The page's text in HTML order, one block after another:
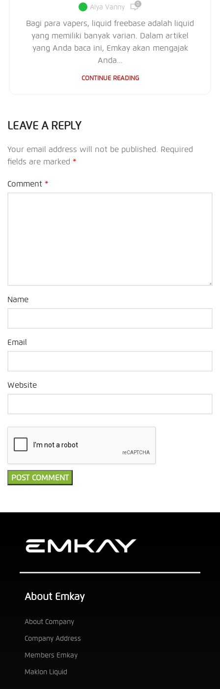
Alya Vanny 0
Bagi para vapers, liquid freebase adalah liquid
yang memiliki banyak varian. Dalam artikel
yang Anda baca ini, Emkay akan mengajak
Anda...
CONTINUE READING
LEAVE A REPLY
Your email address will not be published. Required
fields are marked *
Comment *
Name
Email
Website
About Emkay
About Company
Company Address
Members Emkay
Maklon Liquid